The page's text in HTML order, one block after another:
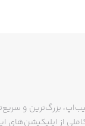
بزرگ‌ترین و
از اپلیکیشن‌های